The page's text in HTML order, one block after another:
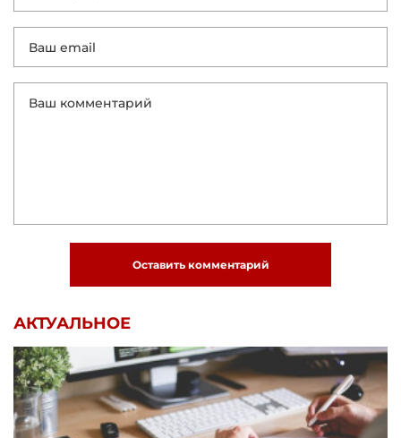
Оставить комментарий
АКТУАЛЬНОЕ